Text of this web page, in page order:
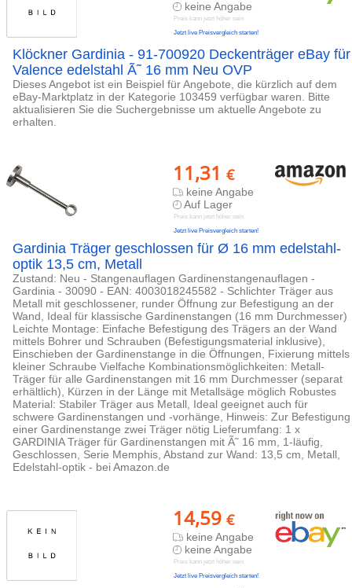
keine Angabe
Preis kann jetzt höher sein
Jetzt live Preisvergleich starten!
Klöckner Gardinia - 91-700920 Deckenträger eBay für
Valence edelstahl Ã˜ 16 mm Neu OVP
Dieses Angebot ist ein Beispiel für Angebote, die kürzlich auf dem
eBay-Marktplatz in der Kategorie 103459 verfügbar waren. Bitte
aktualisieren Sie die Suchergebnisse um aktuelle Angebote zu
erhalten.
11,31 €
keine Angabe
Auf Lager
Preis kann jetzt höher sein
Jetzt live Preisvergleich starten!
Gardinia Träger geschlossen für Ø 16 mm edelstahl-
optik 13,5 cm, Metall
Zustand: Neu - Stangenauflagen Gardinenstangenauflagen -
Gardinia - 30090 - EAN: 4003018245582 - Schlichter Träger aus
Metall mit geschlossener, runder Öffnung zur Befestigung an der
Wand, Ideal für klassische Gardinenstangen (16 mm Durchmesser)
Leichte Montage: Einfache Befestigung des Trägers an der Wand
mittels Bohrer und Schrauben (Befestigungsmaterial inklusive),
Einschieben der Gardinenstange in die Öffnungen, Fixierung mittels
kleiner Schraube Vielfache Kombinationsmöglichkeiten: Metall-
Träger für alle Gardinenstangen mit 16 mm Durchmesser (separat
erhältlich), Kürzen in der Länge mit Metallsäge möglich Robustes
Material: Stabiler Träger aus Metall, Ideal geeignet auch für
schwere Gardinenstangen und -vorhänge, Hinweis: Zur Befestigung
einer Gardinenstange zwei Träger nötig Lieferumfang: 1 x
GARDINIA Träger für Gardinenstangen mit Ã˜ 16 mm, 1-läufig,
Geschlossen, Serie Memphis, Abstand zur Wand: 13,5 cm, Metall,
Edelstahl-optik - bei Amazon.de
14,59 €
keine Angabe
keine Angabe
Preis kann jetzt höher sein
Jetzt live Preisvergleich starten!